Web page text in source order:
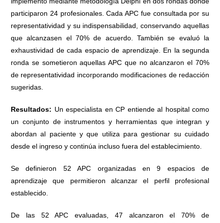
participaron 24 profesionales. Cada APC fue consultada por su
representatividad y su indispensabilidad, conservando aquellas
que alcanzasen el 70% de acuerdo. También se evaluó la
exhaustividad de cada espacio de aprendizaje. En la segunda
ronda se sometieron aquellas APC que no alcanzaron el 70%
de representatividad incorporando modificaciones de redacción
sugeridas.
Resultados: Un especialista en CP entiende al hospital como
un conjunto de instrumentos y herramientas que integran y
abordan al paciente y que utiliza para gestionar su cuidado
desde el ingreso y continúa incluso fuera del establecimiento.
Se definieron 52 APC organizadas en 9 espacios de
aprendizaje que permitieron alcanzar el perfil profesional
establecido.
De las 52 APC evaluadas, 47 alcanzaron el 70% de